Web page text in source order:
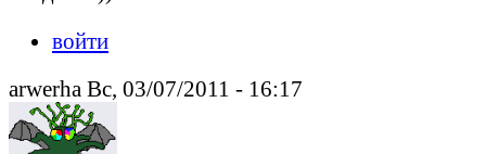
войти
arwerha Вс, 03/07/2011 - 16:17